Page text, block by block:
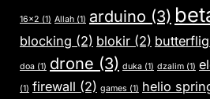
16x2 (1) Allah (1) arduino (3)
blocking (2) blokir (2)
doa (1) drone (3) duka (1) dzalim (1)
(1) firewall (2) games (1) helio